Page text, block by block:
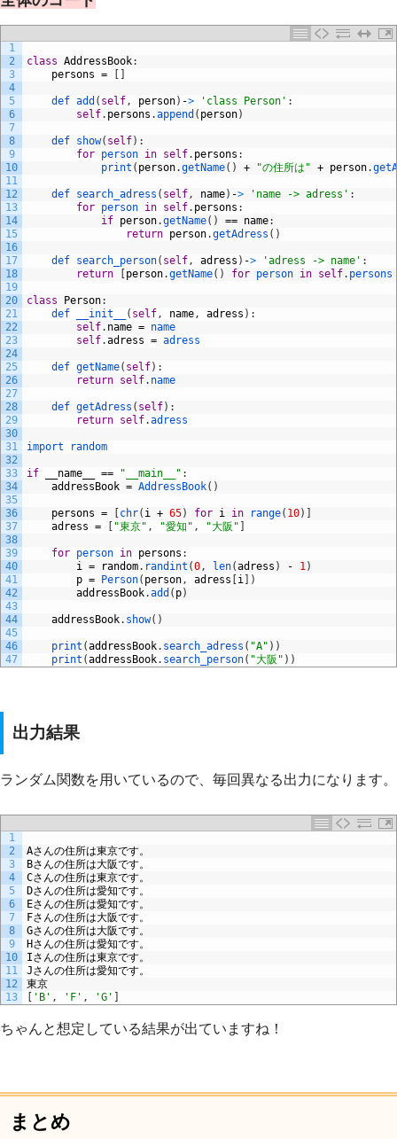
1
2
3
4
5
6
7
8
9
10
11
12
13
14
15
16
17
18
19
20
21
22
23
24
25
26
27
28
29
30
31
32
33
34
35
36
37
38
39
40
41
42
43
44
45
46
47
class AddressBook:
persons =
def add ( self, person) -> 'class Person' :
self. persons .append ( person)
def show( self) :
for person in self. persons :
print ( person.getName( ) + "の住所は" + person.
def search_adress ( self, name) -> 'name -> adress' :
for person in self. persons :
if person.getName( ) == name:
return person.getAdress ( )
def search_person( self, adress ) -> 'adress -> name' :
return
person.getName( ) for person in self.
class Person:
def
__init__ ( self, name, adress ) :
self. name = name
self.adress = adress
def getName( self) :
return self. name
def getAdress ( self) :
return self.adress
import random
if __name__ == "__main__" :
addressBook = AddressBook( )
persons = chr( i + 65) for i in range( 10)
adress = "東京" , "愛知" , "大阪"
for person in persons :
i = random. randint (0, len(adress ) - 1)
p = Person( person, adress i
)
addressBook.add ( p)
addressBook. show( )
print (addressBook. search_adress ( "A" ) )
print (addressBook. search_person( "大阪" ) )
出力結果
ランダム関数を用いているので、毎回異なる出力になります。
1
2
3
4
5
6
7
8
9
10
11
12
13
Aさんの住所は東京です。
Bさんの住所は大阪です。
Cさんの住所は東京です。
Dさんの住所は愛知です。
Eさんの住所は愛知です。
Fさんの住所は大阪です。
Gさんの住所は大阪です。
Hさんの住所は愛知です。
Iさんの住所は東京です。
Jさんの住所は愛知です。
東京
[ 'B' , 'F' , 'G' ]
ちゃんと想定している結果が出ていますね！
まとめ